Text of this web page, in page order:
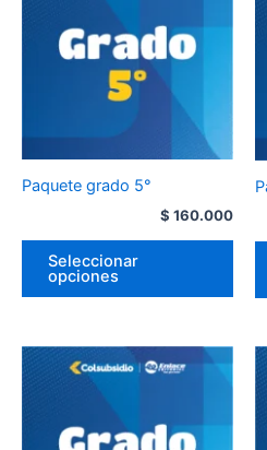
Paquete grado 5°
$ 160.000
Seleccionar
opciones